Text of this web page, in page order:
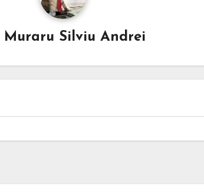
Muraru Silviu Andrei